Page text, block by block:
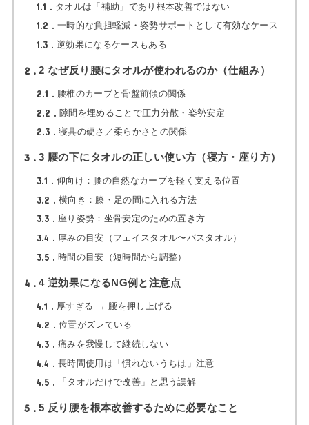
1.1 タオルは「補助」であり根本改善ではない
1.2 一時的な負担軽減・姿勢サポートとして有効なケース
1.3 逆効果になるケースもある
2 2 なぜ反り腰にタオルが使われるのか（仕組み）
2.1 腰椎のカーブと骨盤前傾の関係
2.2 隙間を埋めることで圧力分散・姿勢安定
2.3 寝具の硬さ／柔らかさとの関係
3 3 腰の下にタオルの正しい使い方（寝方・座り方）
3.1 仰向け：腰の自然なカーブを軽く支える位置
3.2 横向き：膝・足の間に入れる方法
3.3 座り姿勢：坐骨安定のための置き方
3.4 厚みの目安（フェイスタオル〜バスタオル）
3.5 時間の目安（短時間から調整）
4 4 逆効果になるNG例と注意点
4.1 厚すぎる → 腰を押し上げる
4.2 位置がズレている
4.3 痛みを我慢して継続しない
4.4 長時間使用は「慣れないうちは」注意
4.5 「タオルだけで改善」と思う誤解
5 5 反り腰を根本改善するために必要なこと